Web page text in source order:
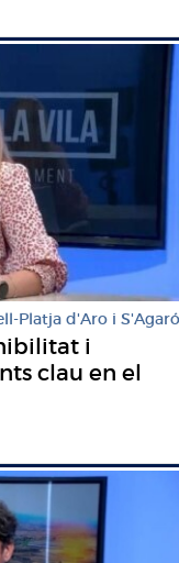
Platja d'Aro i S'Agaró
i
clau en el